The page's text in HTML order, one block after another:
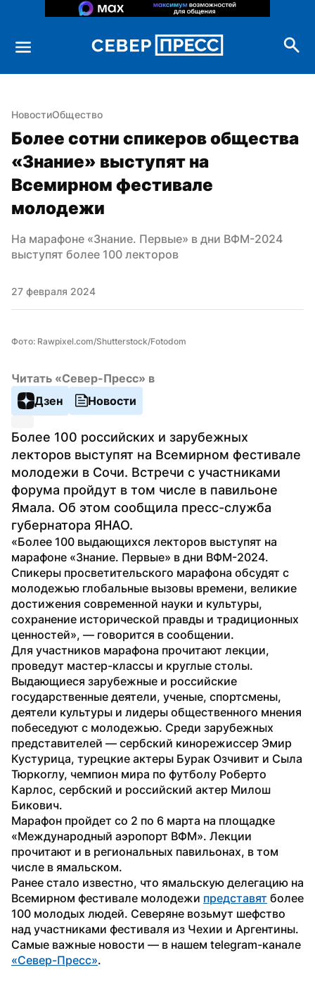
НовостиОбщество
Более сотни спикеров общества
«Знание» выступят на
Всемирном фестивале
молодежи
На марафоне «Знание. Первые» в дни ВФМ-2024
выступят более 100 лекторов
27 февраля 2024
Фото: Rawpixel.com/Shutterstock/Fotodom
Читать «Север-Пресс» в
Дзен
Новости
Более 100 российских и зарубежных
лекторов выступят на Всемирном фестивале
молодежи в Сочи. Встречи с участниками
форума пройдут в том числе в павильоне
Ямала. Об этом сообщила пресс-служба
губернатора ЯНАО.
«Более 100 выдающихся лекторов выступят на
марафоне «Знание. Первые» в дни ВФМ-2024.
Спикеры просветительского марафона обсудят с
молодежью глобальные вызовы времени, великие
достижения современной науки и культуры,
сохранение исторической правды и традиционных
ценностей», — говорится в сообщении.
Для участников марафона прочитают лекции,
проведут мастер-классы и круглые столы.
Выдающиеся зарубежные и российские
государственные деятели, ученые, спортсмены,
деятели культуры и лидеры общественного мнения
побеседуют с молодежью. Среди зарубежных
представителей — сербский кинорежиссер Эмир
Кустурица, турецкие актеры Бурак Озчивит и Сыла
Тюркоглу, чемпион мира по футболу Роберто
Карлос, сербский и российский актер Милош
Бикович.
Марафон пройдет со 2 по 6 марта на площадке
«Международный аэропорт ВФМ». Лекции
прочитают и в региональных павильонах, в том
числе в ямальском.
Ранее стало известно, что ямальскую делегацию на
Всемирном фестивале молодежи представят более
100 молодых людей. Северяне возьмут шефство
над участниками фестиваля из Чехии и Аргентины.
«Север-Пресс».